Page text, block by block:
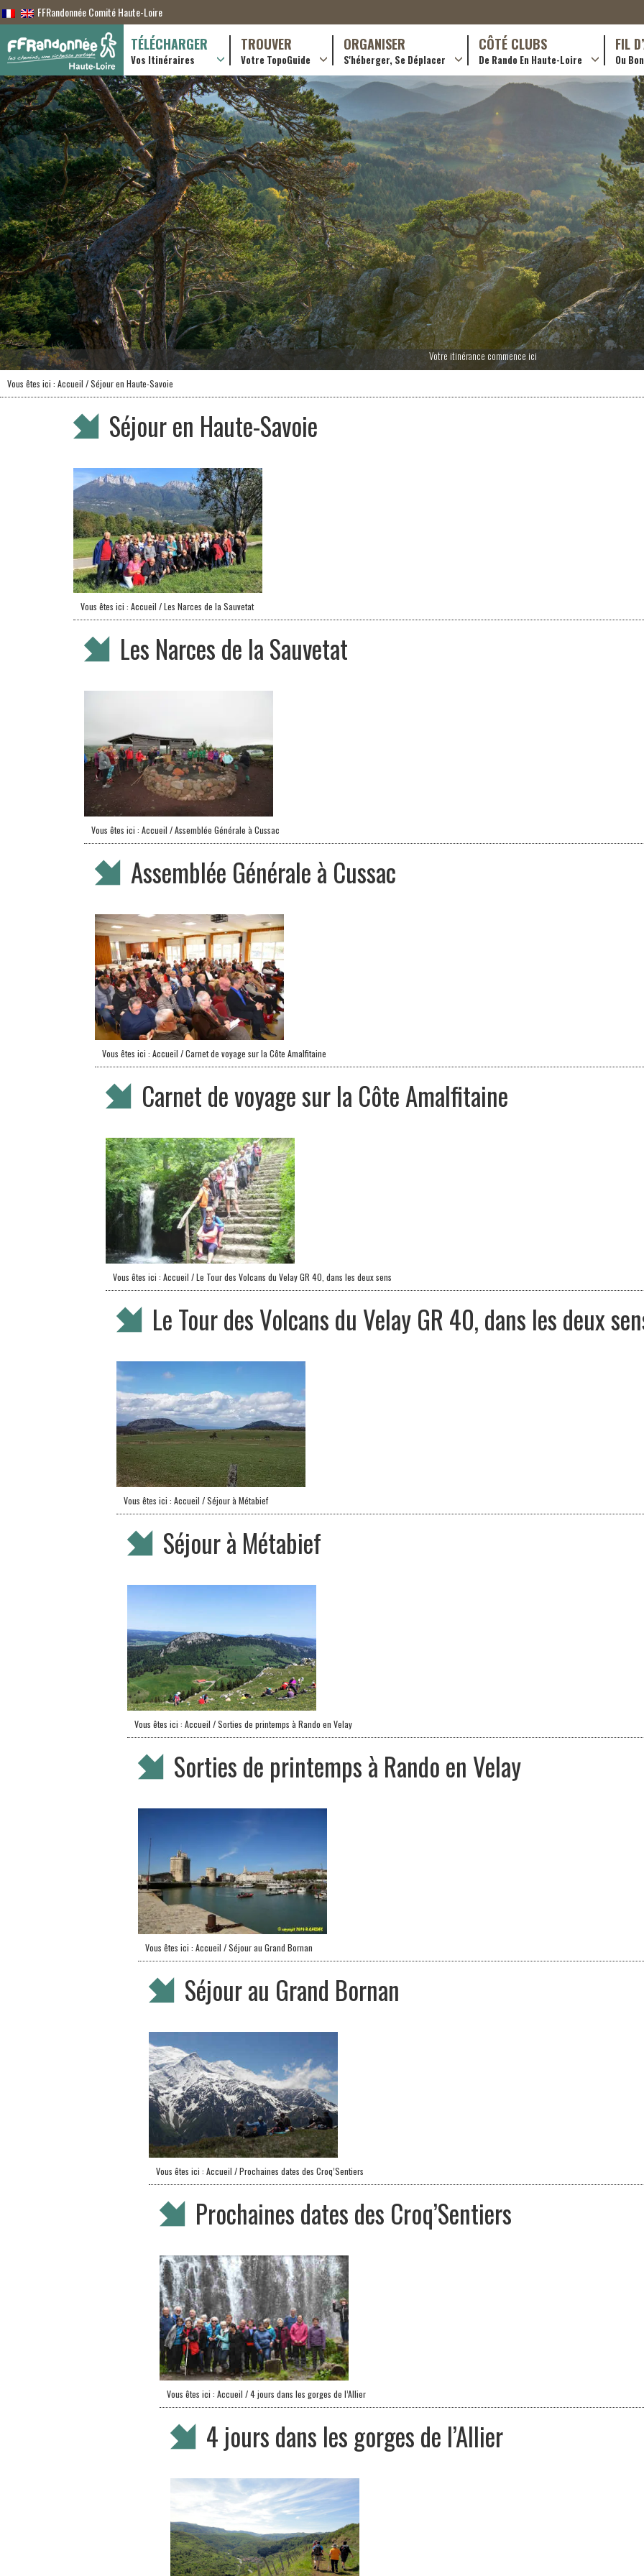
Votre itinérance commence ici
FFRandonnée Comité Haute-Loire
TÉLÉCHARGER
Vos Itinéraires
TROUVER
Votre TopoGuide
Randonnées itinerantes (GR)
Randonnées à la journée (PR)
Boutique en ligne
Pratique & conseils
ORGANISER
S'héberger, Se Déplacer
Hôtellerie
Gîtes et chambres d’hôtes
Campings
Restaurants
Transporteurs & services
CÔTÉ CLUBS
De Rando En Haute-Loire
Formations en rando 2024
Rando douce
Trouver un club
Adhérer
Créer un club
Ordre de mission et note de frais
FIL
Ou
Vous êtes ici : Accueil / Séjour en Haute-Savoie
Séjour en Haute-Savoie
Vous êtes ici : Accueil / Les Narces de la Sauvetat
Les Narces de la Sauvetat
Vous êtes ici : Accueil / Assemblée Générale à Cussac
Assemblée Générale à Cussac
Vous êtes ici : Accueil / Carnet de voyage sur la Côte Amalfitaine
Carnet de voyage sur la Côte Amalfitaine
Vous êtes ici : Accueil / Le Tour des Volcans du Velay GR 40, dans les deux sens
Le Tour des Volcans du Velay GR 40, dans les deux
Vous êtes ici : Accueil / Séjour à Métabief
Séjour à Métabief
Vous êtes ici : Accueil / Sorties de printemps à Rando en Velay
Sorties de printemps à Rando en Velay
Vous êtes ici : Accueil / Séjour au Grand Bornan
Séjour au Grand Bornan
Vous êtes ici : Accueil / Prochaines dates des Croq’Sentiers
Prochaines dates des Croq’Sentiers
Vous êtes ici : Accueil / 4 jours dans les gorges de l’Allier
4 jours dans les gorges de l’Allier